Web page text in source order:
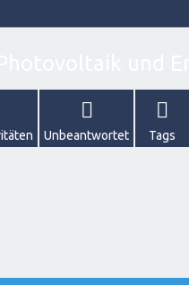
Unbeantwortet Tags